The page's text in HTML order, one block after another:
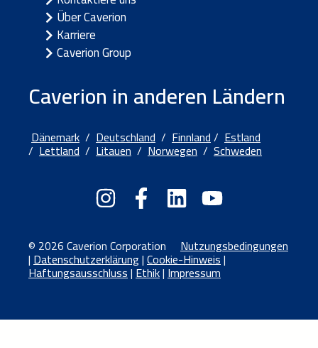
Über Caverion
Karriere
Caverion Group
Caverion in anderen Ländern
Dänemark / Deutschland / Finnland/ Estland
/ Lettland / Litauen / Norwegen / Schweden
© 2026 Caverion Corporation Nutzungsbedingungen
|Datenschutzerklärung|Cookie-Hinweis|
Haftungsausschluss|Ethik|Impressum